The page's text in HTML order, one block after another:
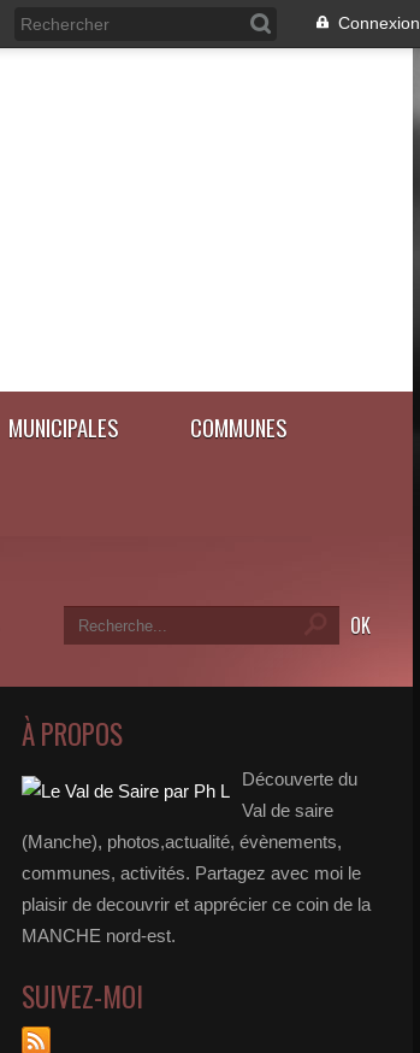
Connexion
MUNICIPALES COMMUNES
À PROPOS
Découverte du
Val de saire
(Manche), photos,actualité, évènements,
communes, activités. Partagez avec moi le
plaisir de decouvrir et apprécier ce coin de la
MANCHE nord-est.
SUIVEZ-MOI